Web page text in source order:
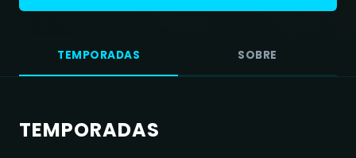
TEMPORADAS SOBRE
TEMPORADAS